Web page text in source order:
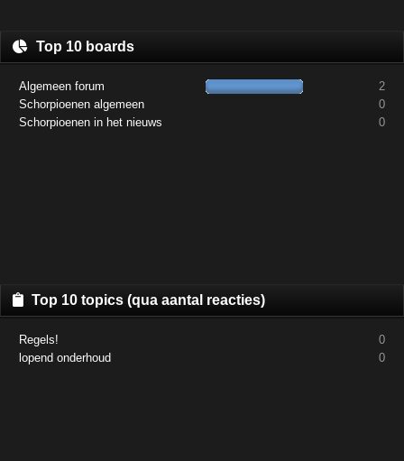
Top 10 boards
Algemeen forum
2
Schorpioenen algemeen
0
Schorpioenen in het nieuws
0
Top 10 topics (qua aantal reacties)
Regels!
0
lopend onderhoud
0